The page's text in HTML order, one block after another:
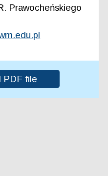
Prawocheńskiego
PDF file